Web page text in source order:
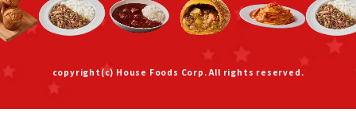
copyright(c) House Foods Corp. All rights reserved.